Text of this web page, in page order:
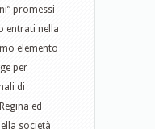
promessi
entrati nella
elemento
per
di
ed
società